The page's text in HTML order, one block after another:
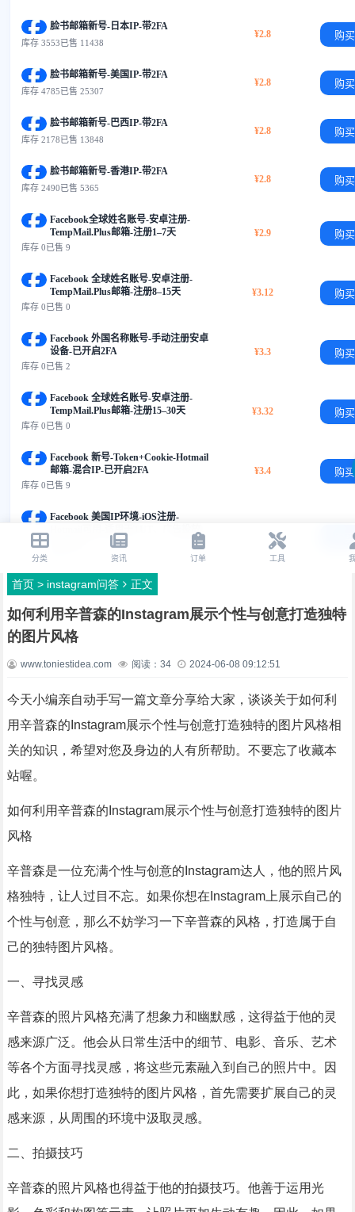
首页> instagram问答 正文
如何利用辛普森的Instagram展示个性与创意打造独特
的图片风格
www.toniestidea.com 阅读： 34 2024-06-08 09:12:51
今天小编亲自动手写一篇文章分享给大家，谈谈关于如何利
用辛普森的Instagram展示个性与创意打造独特的图片风格相
关的知识，希望对您及身边的人有所帮助。不要忘了收藏本
站喔。
如何利用辛普森的Instagram展示个性与创意打造独特的图片
风格
辛普森是一位充满个性与创意的Instagram达人，他的照片风
格独特，让人过目不忘。如果你想在Instagram上展示自己的
个性与创意，那么不妨学习一下辛普森的风格，打造属于自
己的独特图片风格。
一、寻找灵感
辛普森的照片风格充满了想象力和幽默感，这得益于他的灵
感来源广泛。他会从日常生活中的细节、电影、音乐、艺术
等各个方面寻找灵感，将这些元素融入到自己的照片中。因
此，如果你想打造独特的图片风格，首先需要扩展自己的灵
感来源，从周围的环境中汲取灵感。
二、拍摄技巧
辛普森的照片风格也得益于他的拍摄技巧。他善于运用光